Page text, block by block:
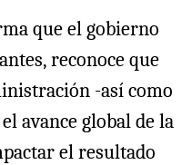
que el gobierno
reconoce que
-así como
avance global de la
el resultado